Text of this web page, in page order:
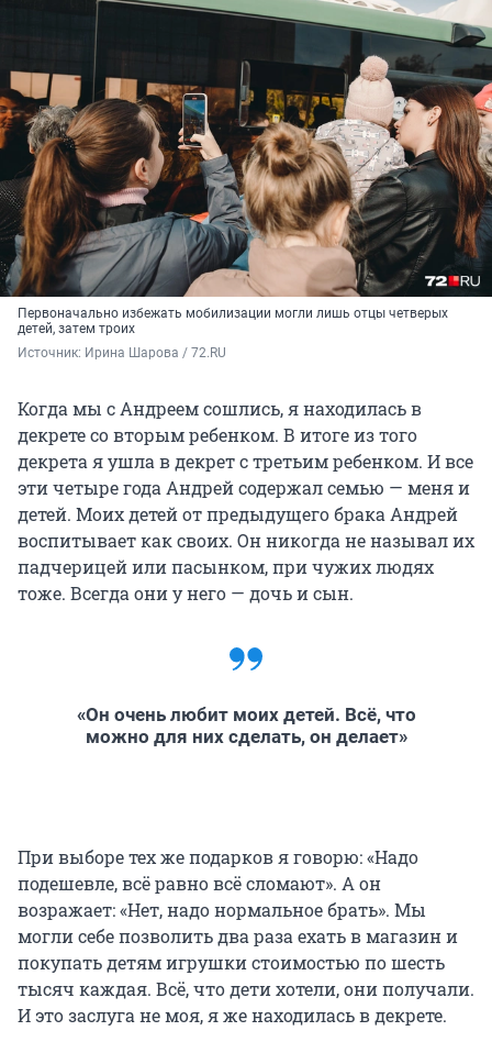
Первоначально избежать мобилизации могли лишь отцы четверых
детей, затем троих
Источник: Ирина Шарова / 72.RU
Когда мы с Андреем сошлись, я находилась в
декрете со вторым ребенком. В итоге из того
декрета я ушла в декрет с третьим ребенком. И все
эти четыре года Андрей содержал семью — меня и
детей. Моих детей от предыдущего брака Андрей
воспитывает как своих. Он никогда не называл их
падчерицей или пасынком, при чужих людях
тоже. Всегда они у него — дочь и сын.
«Он очень любит моих детей. Всё, что
можно для них сделать, он делает»
При выборе тех же подарков я говорю: «Надо
подешевле, всё равно всё сломают». А он
возражает: «Нет, надо нормальное брать». Мы
могли себе позволить два раза ехать в магазин и
покупать детям игрушки стоимостью по шесть
тысяч каждая. Всё, что дети хотели, они получали.
И это заслуга не моя, я же находилась в декрете.